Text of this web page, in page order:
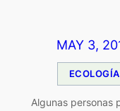
MAY 3,
ECOLOGÍA
Algunas personas